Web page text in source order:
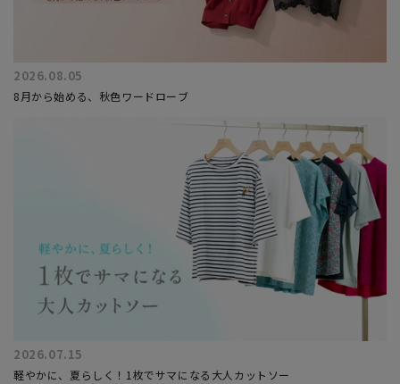
2026.08.05
8月から始める、秋色ワードローブ
2026.07.15
軽やかに、夏らしく！1枚でサマになる大人カットソー